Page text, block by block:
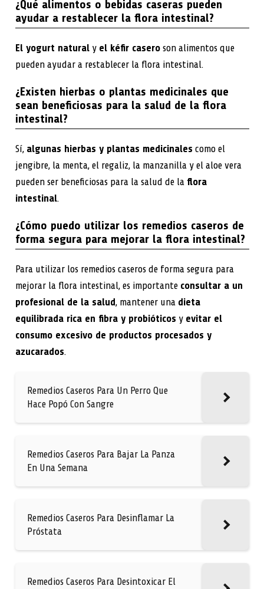
¿Qué alimentos o bebidas caseras pueden
ayudar a restablecer la flora intestinal?
El yogurt naturaly el kéfir caseroson alimentos que
pueden ayudar a restablecer la flora intestinal.
¿Existen hierbas o plantas medicinales que
sean beneficiosas para la salud de la flora
intestinal?
Sí, algunas hierbas y plantas medicinales como el
jengibre, la menta, el regaliz, la manzanilla y el aloe vera
pueden ser beneficiosas para la salud de la flora
intestinal.
¿Cómo puedo utilizar los remedios caseros de
forma segura para mejorar la flora intestinal?
Para utilizar los remedios caseros de forma segura para
mejorar la flora intestinal, es importante consultar a un
profesional de la salud, mantener una dieta
equilibrada rica en fibra y probióticos y evitar el
consumo excesivo de productos procesados y
azucarados.
Remedios Caseros Para Un Perro Que
Hace Popó Con Sangre
Remedios Caseros Para Bajar La Panza
En Una Semana
Remedios Caseros Para Desinflamar La
Próstata
Remedios Caseros Para Desintoxicar El